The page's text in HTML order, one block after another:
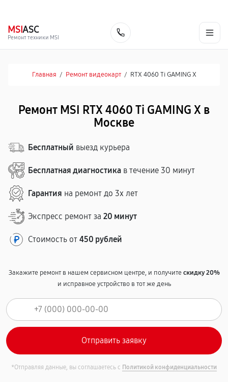
MSIASC
Ремонт техники MSI
Главная / Ремонт видеокарт / RTX 4060 Ti GAMING X
Ремонт MSI RTX 4060 Ti GAMING X в
Москве
Бесплатный выезд курьера
Бесплатная диагностика в течение 30 минут
Гарантия на ремонт до 3х лет
Экспресс ремонт за 20 минут
Стоимость от 450 рублей
Закажите ремонт в нашем сервисном центре, и получитескидку 20%
и исправное устройство в тот же день
*Отправляя данные, вы соглашаетесь с Политикой конфиденциальности